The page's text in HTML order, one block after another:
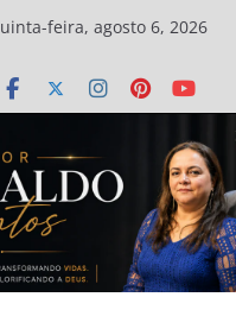
feira, agosto 6, 2026